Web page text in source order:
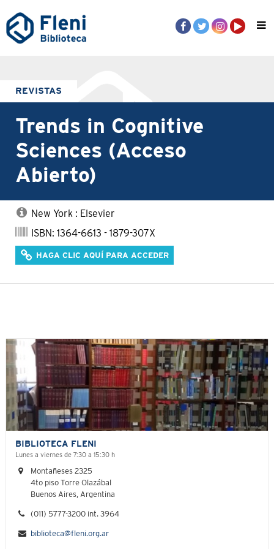
REVISTAS
Trends in Cognitive
Sciences (Acceso
Abierto)
New York : Elsevier
ISBN: 1364-6613 - 1879-307X
HAGA CLIC AQUÍ PARA ACCEDER
BIBLIOTECA FLENI
Lunes a viernes de 7:30 a 15:30 h
Montañeses 2325
4to piso Torre Olazábal
Buenos Aires, Argentina
(011) 5777-3200 int. 3964
biblioteca@fleni.org.ar